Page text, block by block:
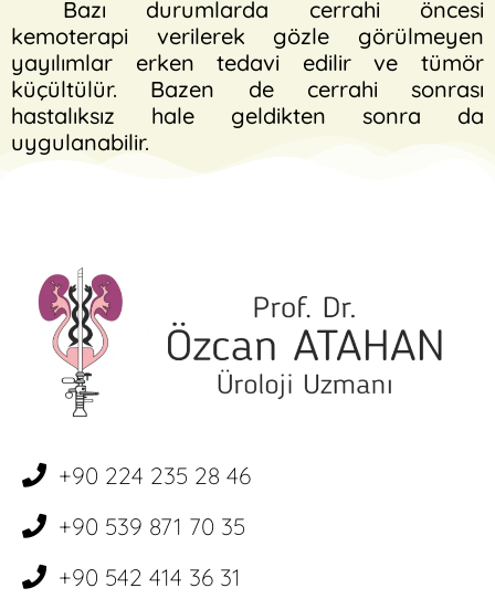
Bazı durumlarda cerrahi öncesi
kemoterapi verilerek gözle görülmeyen
yayılımlar erken tedavi edilir ve tümör
küçültülür. Bazen de cerrahi sonrası
hastalıksız hale geldikten sonra da
uygulanabilir.
+90 224 235 28 46
+90 539 871 70 35
+90 542 414 36 31